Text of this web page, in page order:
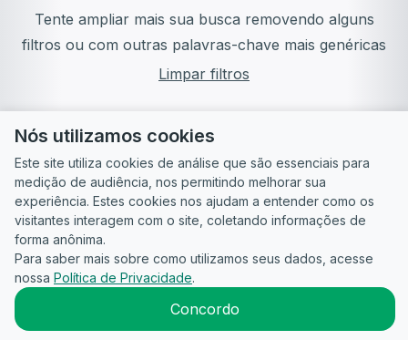
Tente ampliar mais sua busca removendo alguns
filtros ou com outras palavras-chave mais genéricas
Limpar filtros
Guia do
Candidato
Para
empresas
Política de
Privacidade
Termos
2026CandidataAI
Nós utilizamos cookies
Este site utiliza cookies de análise que são essenciais para
medição de audiência, nos permitindo melhorar sua
experiência. Estes cookies nos ajudam a entender como os
visitantes interagem com o site, coletando informações de
forma anônima.
Para saber mais sobre como utilizamos seus dados, acesse
nossa Política de Privacidade.
Concordo